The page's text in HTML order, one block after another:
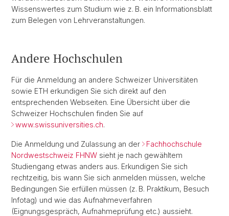
Wissenswertes zum Studium wie z. B. ein Informationsblatt
zum Belegen von Lehrveranstaltungen.
Andere Hochschulen
Für die Anmeldung an andere Schweizer Universitäten
sowie ETH erkundigen Sie sich direkt auf den
entsprechenden Webseiten. Eine Übersicht über die
Schweizer Hochschulen finden Sie auf
www.swissuniversities.ch.
Die Anmeldung und Zulassung an der
Fachhochschule
Nordwestschweiz FHNW sieht je nach gewähltem
Studiengang etwas anders aus. Erkundigen Sie sich
rechtzeitig, bis wann Sie sich anmelden müssen, welche
Bedingungen Sie erfüllen müssen (z. B. Praktikum, Besuch
Infotag) und wie das Aufnahmeverfahren
(Eignungsgespräch, Aufnahmeprüfung etc.) aussieht.